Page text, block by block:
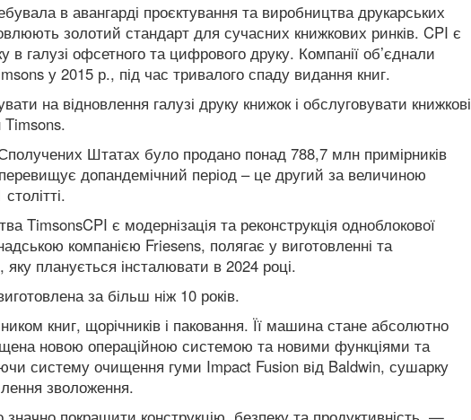
в авангарді проєктування та виробництва друкарських
золотий стандарт для сучасних книжкових ринків. CPI є
в галузі офсетного та цифрового друку. Компанії об’єднали
у 2015 р., під час тривалого спаду видання книг.
на відновлення галузі друку книжок і обслуговувати книжкові
Штатах було продано понад 788,7 млн примірників
допандемічний період – це другий за величиною
TimsonsCPI є модернізація та реконструкція одноблокової
компанією Friesens, полягає у виготовленні та
планується інсталювати в 2024 році.
за більш ніж 10 років.
книг, щорічників і паковання. Її машина стане абсолютно
новою операційною системою та новими функціями та
систему очищення гуми Impact Fusion від Baldwin, сушарку
зволоження.